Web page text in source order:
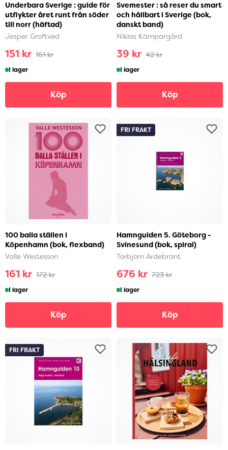
Underbara Sverige : guide för
utflykter året runt från söder
till norr (häftad)
Jesper Groftved
151 kr 161 kr
I lager
Köp
Svemester : så reser du smart
och hållbart i Sverige (bok,
danskt band)
Niklas Kämpargård
39 kr 42 kr
I lager
Köp
100 balla ställen i
Köpenhamn (bok, flexband)
Valle Westesson
161 kr 172 kr
I lager
Köp
Hamnguiden 5. Göteborg -
Svinesund (bok, spiral)
Torbjörn Ardebrant
676 kr 723 kr
FRI FRAKT
I lager
Köp
FRI FRAKT